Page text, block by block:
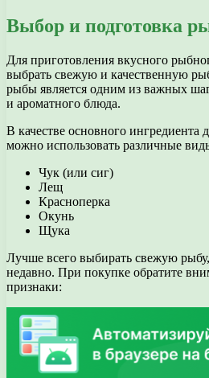
Выбор и подготовка
Для приготовления вкусного
выбрать свежую и качественную
рыбы является одним из важных
и ароматного блюда.
В качестве основного ингредиента
можно использовать различные
Чук (или сиг)
Лещ
Красноперка
Окунь
Щука
Лучше всего выбирать свежую
недавно. При покупке обратите
признаки: